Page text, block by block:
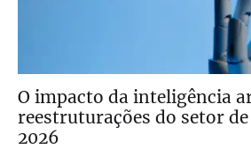
O impacto da inteligência
reestruturações do setor
2026